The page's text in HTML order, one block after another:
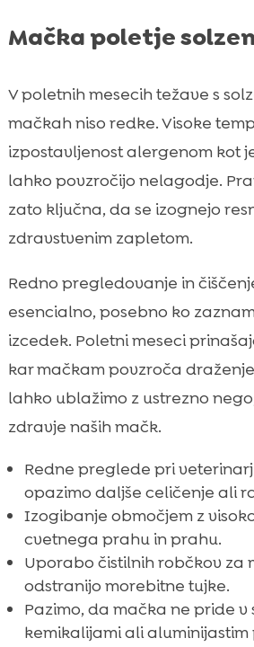
Mačka poletje
V poletnih mesecih težave s
mačkah niso redke. Visoke
izpostavljenost alergenom kot
lahko povzročijo nelagodje.
zato ključna, da se izognejo
zdravstvenim zapletom.
Redno pregledovanje in
esencialno, posebno ko
izcedek. Poletni meseci
kar mačkam povzroča
lahko ublažimo z ustrezno
zdravje naših mačk.
Redne preglede pri
opazimo daljše celičenje ali
Izogibanje območjem z
cvetnega prahu in prahu.
Uporabo čistilnih robčkov za
odstranijo morebitne tujke.
Pazimo, da mačka ne pride v
kemikalijami ali aluminijastim